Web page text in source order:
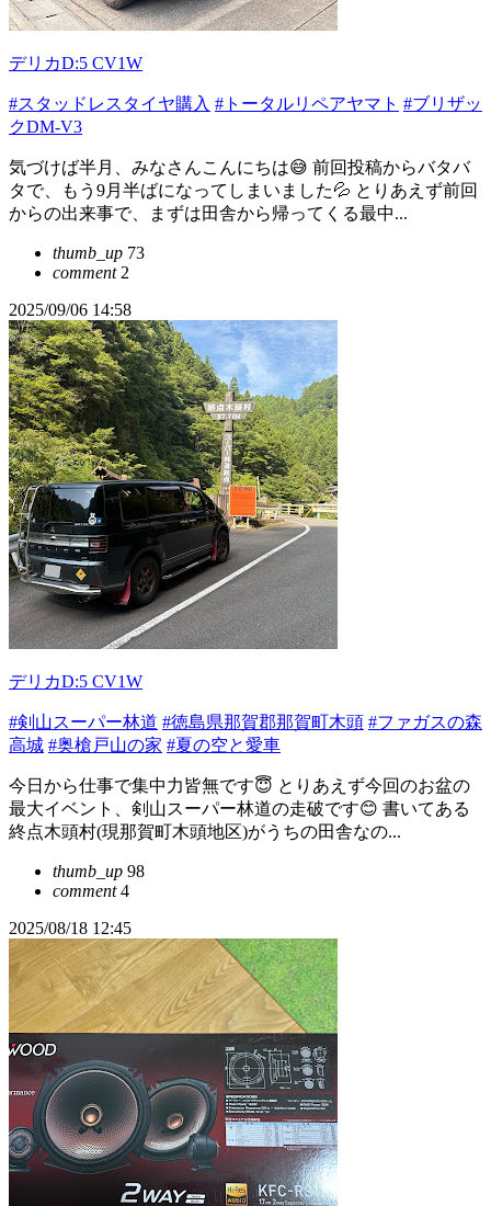
デリカD:5 CV1W
#スタッドレスタイヤ購入 #トータルリペアヤマト #ブリザッ
クDM-V3
気づけば半月、みなさんこんにちは😅 前回投稿からバタバ
タで、もう9月半ばになってしまいました💦 とりあえず前回
からの出来事で、まずは田舎から帰ってくる最中...
thumb_up 73
comment2
2025/09/06 14:58
デリカD:5 CV1W
#剣山スーパー林道 #徳島県那賀郡那賀町木頭 #ファガスの森
高城 #奥槍戸山の家 #夏の空と愛車
今日から仕事で集中力皆無です😇 とりあえず今回のお盆の
最大イベント、剣山スーパー林道の走破です😊 書いてある
終点木頭村(現那賀町木頭地区)がうちの田舎なの...
thumb_up 98
comment4
2025/08/18 12:45